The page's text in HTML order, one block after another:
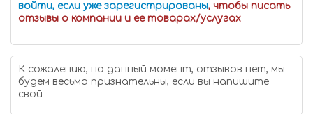
войти, если уже зарегистрированы, чтобы писать
отзывы о компании и ее товарах/услугах
К сожалению, на данный момент, отзывов нет, мы
будем весьма признательны, если вы напишите
свой